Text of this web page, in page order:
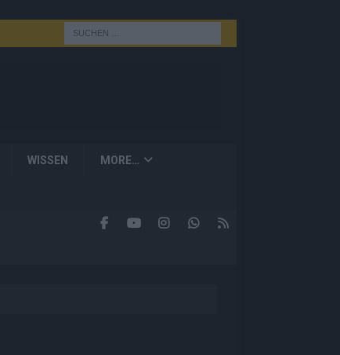
WISSEN MORE…